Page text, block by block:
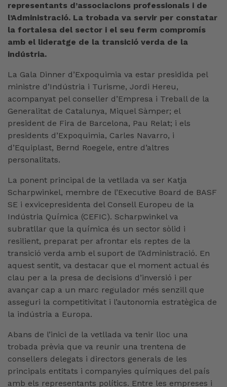
representants d’associacions professionals i de
l’Administració. La trobada va servir per constatar
la fortalesa del sector i el seu ferm compromís
amb el lideratge de la transició verda de la
indústria.
La Gala Dinner d’Expoquimia va estar presidida pel
ministre d’Indústria i Turisme, Jordi Hereu,
acompanyat pel conseller d’Empresa i Treball de la
Generalitat de Catalunya, Miquel Sàmper; el
president de Fira de Barcelona, Pau Relat; i els
presidents d’Expoquimia, Carles Navarro, i
d’Equiplast, Bernd Roegele, entre d’altres
personalitats.
La ponent principal de la vetllada va ser Katja
Scharpwinkel, membre de l’Executive Board de BASF
SE i exvicepresidenta del Consell Europeu de la
Indústria Química (CEFIC). Scharpwinkel va
subratllar que la química és un sector sòlid i
resilient, preparat per afrontar els reptes de la
transició verda amb el suport de l’Administració. En
aquest sentit, va destacar que el moment actual és
clau per a la presa de decisions d’inversió i per
avançar cap a un marc regulador més senzill que
asseguri la competitivitat i l’autonomia estratègica de
la indústria a Europa.
Abans de l’inici de la vetllada va tenir lloc una
trobada prèvia que va reunir una trentena de
consellers delegats i directors generals de les
principals entitats i companyies químiques del país
amb els representants polítics. Entre les empreses i